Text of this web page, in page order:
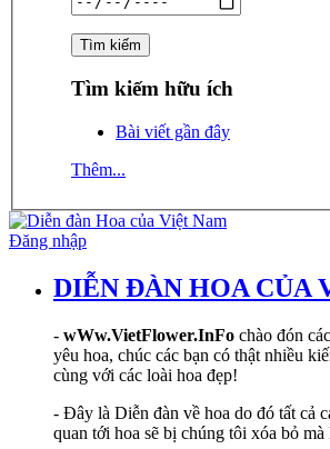
Tìm kiếm hữu ích
Bài viết gần đây
Thêm...
Đăng nhập
DIỄN ĐÀN HOA CỦA
- wWw.VietFlower.InFo chào đón
yêu hoa, chúc các bạn có thật nhiều
cùng với các loài hoa đẹp!
- Đây là Diễn đàn về hoa do đó tất cả
quan tới hoa sẽ bị chúng tôi xóa bỏ